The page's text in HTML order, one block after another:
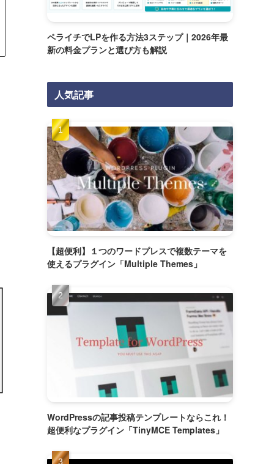
ペライチでLPを作る方法3ステップ｜2026年最
新の料金プランと選び方も解説
人気記事
【超便利】１つのワードプレスで複数テーマを
使えるプラグイン「Multiple Themes」
WordPressの記事投稿テンプレートならこれ！
超便利なプラグイン「TinyMCE Templates」